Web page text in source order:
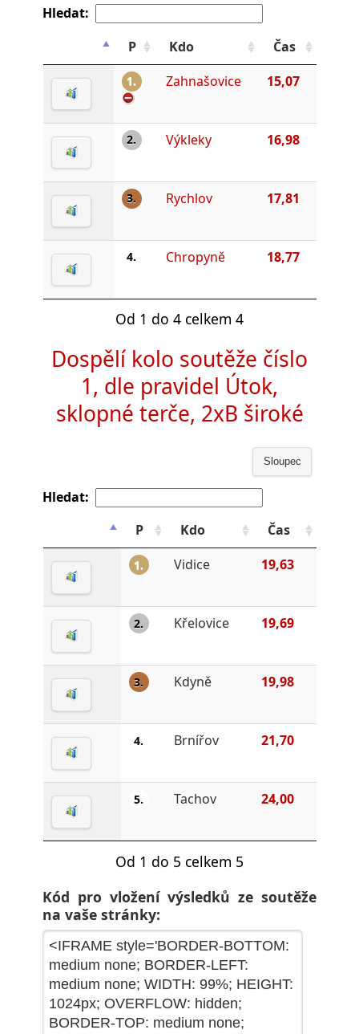
Hledat:
P
Kdo Čas
1. Zahnašovice 15,07
2. Výkleky 16,98
3. Rychlov 17,81
4. Chropyně 18,77
Od 1 do 4 celkem 4
Dospělí kolo soutěže číslo
1, dle pravidel Útok,
sklopné terče, 2xB široké
Sloupec
Hledat:
P
Kdo Čas
1. Vidice 19,63
2. Křelovice 19,69
3. Kdyně 19,98
4. Brnířov 21,70
5. Tachov 24,00
Od 1 do 5 celkem 5
Kód pro vložení výsledků ze soutěže
na vaše stránky: